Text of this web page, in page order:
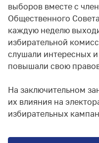
выборов вместе с
Общественного
каждую неделю
избирательной
слушали интересных
повышали свою
На заключительном
их влияния на
избирательных